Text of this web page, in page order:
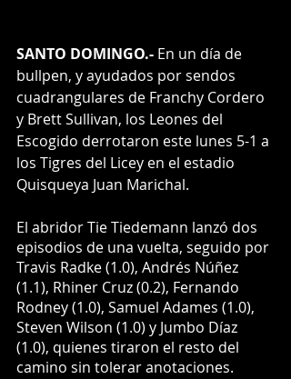
SANTO DOMINGO.- En un día de
bullpen, y ayudados por sendos
cuadrangulares de Franchy Cordero
y Brett Sullivan, los Leones del
Escogido derrotaron este lunes 5-1 a
los Tigres del Licey en el estadio
Quisqueya Juan Marichal.
El abridor Tie Tiedemann lanzó dos
episodios de una vuelta, seguido por
Travis Radke (1.0), Andrés Núñez
(1.1), Rhiner Cruz (0.2), Fernando
Rodney (1.0), Samuel Adames (1.0),
Steven Wilson (1.0) y Jumbo Díaz
(1.0), quienes tiraron el resto del
camino sin tolerar anotaciones.